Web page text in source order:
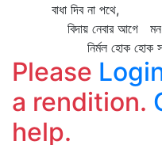
বাধা দিব না পথে,
বিদায় নেবার আগে মন তব
নির্মল হোক হোক সব
Please
a rendition.
help.